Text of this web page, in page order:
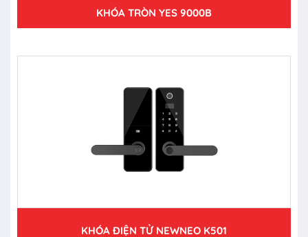
KHÓA TRÒN YES 9000B
KHÓA ĐIỆN TỬ NEWNEO K501